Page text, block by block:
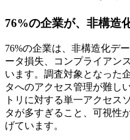
76%の企業が、非構造
76%の企業は、非構造化デ
ータ損失、コンプライアン
います。調査対象となった
タへのアクセス管理が難し
トリに対する単一アクセス
タが多すぎること、可視性
げています。